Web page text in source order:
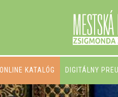
ONLINE KATALÓG DIGITÁLNY